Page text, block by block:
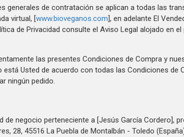
generales de contratación se aplican a todas las
virtual, [www.bioveganos.com], en adelante El
de Privacidad consulte el Aviso Legal alojado en
las presentes Condiciones de Compra y
está Usted de acuerdo con todas las Condiciones de
ningún pedido.
de negocio perteneciente a [Jesús García Cordero],
28, 45516 La Puebla de Montalbán - Toledo